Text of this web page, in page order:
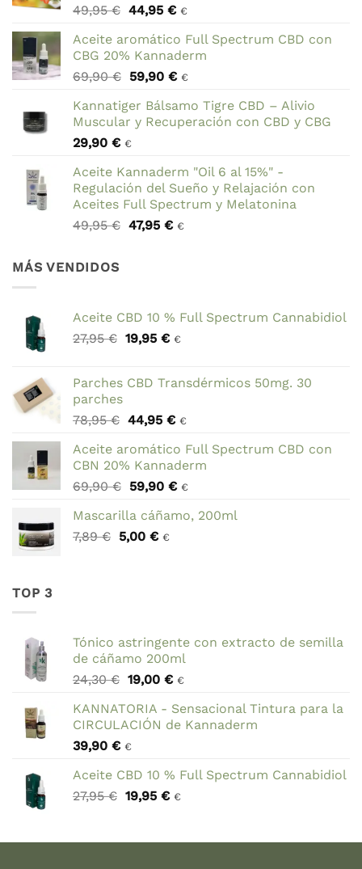
49,95€ El
original
era:
49,95 €.
44,95 €El
actual
es:
44,95 €.
€
Aceite aromático Full Spectrum CBD con
CBG 20% Kannaderm
69,90€ El
original
era:
69,90 €.
59,90 €El
actual
es:
€
Kannatiger Bálsamo Tigre CBD – Alivio
Muscular y Recuperación con CBD y CBG
29,90 € €
Aceite Kannaderm "Oil 6 al 15%" -
Regulación del Sueño y Relajación con
Aceites Full Spectrum y Melatonina
49,95€ El
47,95 €El
€
MÁS VENDIDOS
Aceite CBD 10 % Full Spectrum Cannabidiol
27,95€ El
era:
19,95 €El
es:
€
Parches CBD Transdérmicos 50mg. 30
parches
78,95€ El
original
era:
78,95 €.
44,95 €El
actual
es:
44,95 €.
€
Aceite aromático Full Spectrum CBD con
CBN 20% Kannaderm
69,90€ El
original
era:
59,90 €El
actual
€
Mascarilla cáñamo, 200ml
7,89€ El
5,00 €El
€
TOP 3
Tónico astringente con extracto de semilla
de cáñamo 200ml
24,30€ El
original
era:
24,30 €.
19,00 €El
actual
es:
€
KANNATORIA - Sensacional Tintura para la
CIRCULACIÓN de Kannaderm
39,90 € €
Aceite CBD 10 % Full Spectrum Cannabidiol
27,95€ El
era:
19,95 €El
es:
€